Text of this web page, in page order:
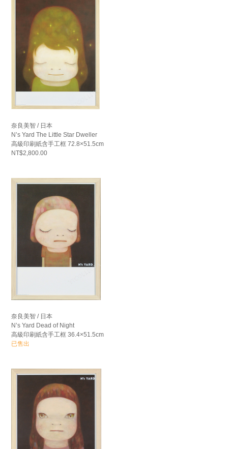
奈良美智 / 日本
N’s Yard The Little Star Dweller
高級印刷紙含手工框 72.8×51.5cm
NT$2,800.00
奈良美智 / 日本
N’s Yard Dead of Night
高級印刷紙含手工框 36.4×51.5cm
已售出